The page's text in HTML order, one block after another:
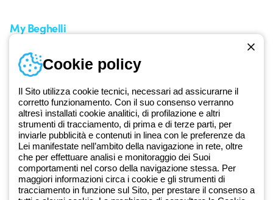
Dal 2025 Beghelli è parte del Gruppo GEWISS, all’interno
dell’ecosistema GEWISS LightZone, dove realizziamo soluzioni di
illuminazione integrate che trasformano la complessità in semplicità,
supportando professionisti e utenti finali nella realizzazione dei loro
bisogni.Scopri di più su GEWISS
My Beghelli
Accedi o registrati
Formazione
Documentazione e software
Iscriviti alla newsletter
Cookie policy
Il Sito utilizza cookie tecnici, necessari ad assicurarne il
corretto funzionamento. Con il suo consenso verranno
altresì installati cookie analitici, di profilazione e altri
strumenti di tracciamento, di prima e di terze parti, per
inviarle pubblicità e contenuti in linea con le preferenze da
Lei manifestate nell’ambito della navigazione in rete, oltre
che per effettuare analisi e monitoraggio dei Suoi
comportamenti nel corso della navigazione stessa. Per
maggiori informazioni circa i cookie e gli strumenti di
tracciamento in funzione sul Sito, per prestare il consenso a